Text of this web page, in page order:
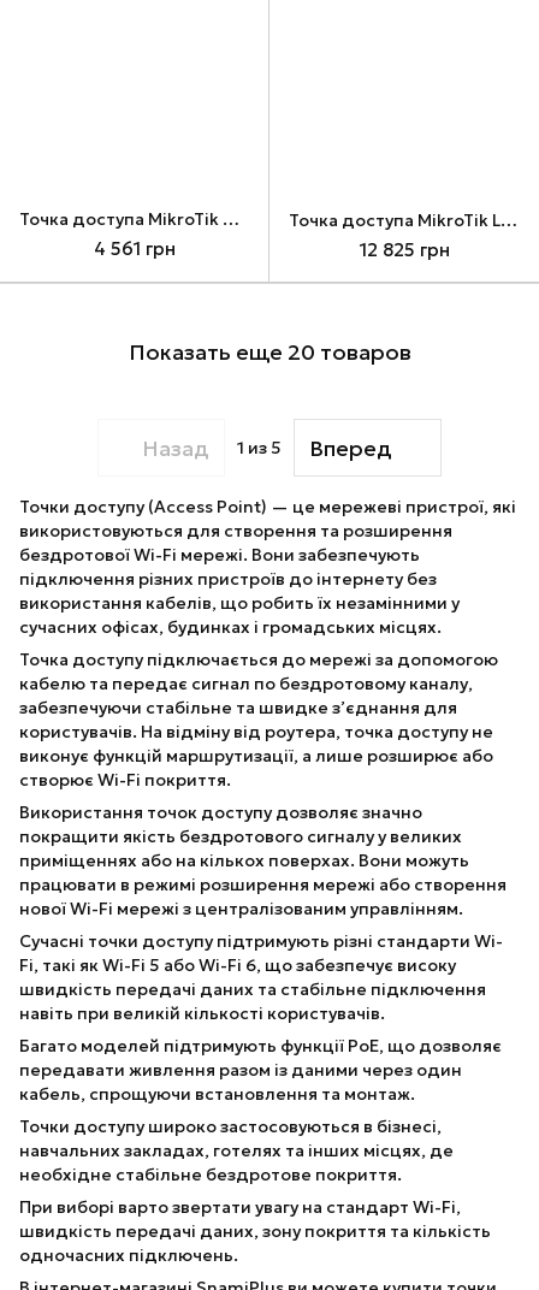
Точка доступа MikroTik GrooveA 52 ac, White (RBGrooveGA-52HPacn)
4 561 грн
Точка доступа MikroTik LHG LTE18 kit, White (LHGGM&EG18-EA)
12 825 грн
Показать еще 20 товаров
Назад 1 из 5 Вперед
Точки доступу (Access Point) — це мережеві пристрої, які
використовуються для створення та розширення
бездротової Wi-Fi мережі. Вони забезпечують
підключення різних пристроїв до інтернету без
використання кабелів, що робить їх незамінними у
сучасних офісах, будинках і громадських місцях.
Точка доступу підключається до мережі за допомогою
кабелю та передає сигнал по бездротовому каналу,
забезпечуючи стабільне та швидке з’єднання для
користувачів. На відміну від роутера, точка доступу не
виконує функцій маршрутизації, а лише розширює або
створює Wi-Fi покриття.
Використання точок доступу дозволяє значно
покращити якість бездротового сигналу у великих
приміщеннях або на кількох поверхах. Вони можуть
працювати в режимі розширення мережі або створення
нової Wi-Fi мережі з централізованим управлінням.
Сучасні точки доступу підтримують різні стандарти Wi-
Fi, такі як Wi-Fi 5 або Wi-Fi 6, що забезпечує високу
швидкість передачі даних та стабільне підключення
навіть при великій кількості користувачів.
Багато моделей підтримують функції PoE, що дозволяє
передавати живлення разом із даними через один
кабель, спрощуючи встановлення та монтаж.
Точки доступу широко застосовуються в бізнесі,
навчальних закладах, готелях та інших місцях, де
необхідне стабільне бездротове покриття.
При виборі варто звертати увагу на стандарт Wi-Fi,
швидкість передачі даних, зону покриття та кількість
одночасних підключень.